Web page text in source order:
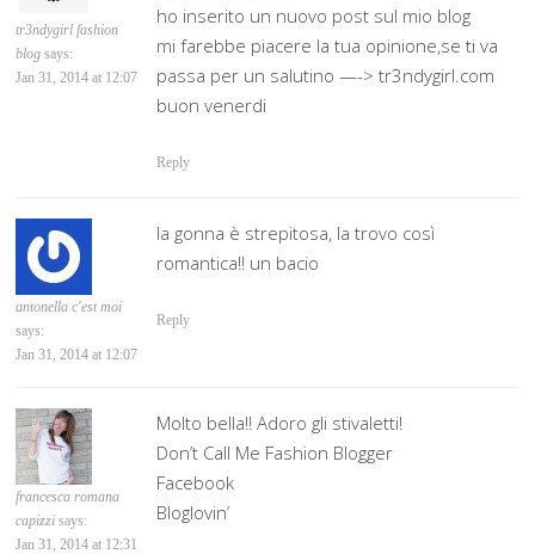
tr3ndygirl fashion
blog says:
Jan 31, 2014 at 12:07
ho inserito un nuovo post sul mio blog
mi farebbe piacere la tua opinione,se ti va
passa per un salutino —-> tr3ndygirl.com
buon venerdi
Reply
antonella c'est moi
says:
Jan 31, 2014 at 12:07
la gonna è strepitosa, la trovo così
romantica!! un bacio
Reply
francesca romana
capizzi says:
Jan 31, 2014 at 12:31
Molto bella!! Adoro gli stivaletti!
Don’t Call Me Fashion Blogger
Facebook
Bloglovin’